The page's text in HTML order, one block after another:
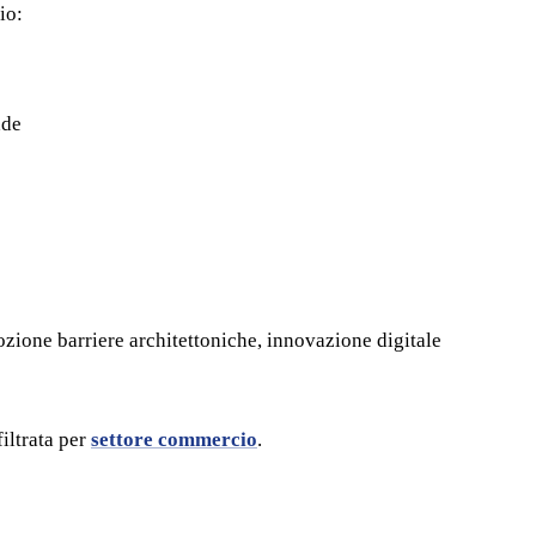
barriere architettoniche, innovazione digitale
per settore commercio.